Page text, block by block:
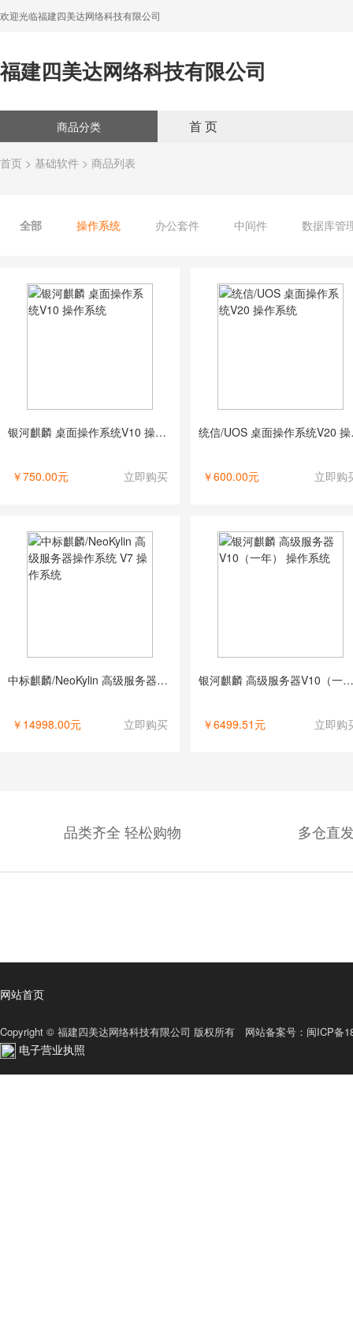
欢迎光临福建四美达网络科技有限公司
福建四美达网络科技有限公司
商品分类 首 页
首页 > 基础软件 > 商品列表
全部 操作系统 办公套件 中间件 数据库管
银河麒麟 桌面操作系统V10 操作系统
￥750.00元 立即购买
统
￥600.00元 立即购
中标麒麟/NeoKylin 高级服务器操作系统 V7 操作系统
￥14998.00元 立即购买
银河麒麟 高级服务器V10（一年） 操作系统
￥6499.51元 立即购
品类齐全 轻松购物 多仓直
网站首页
Copyright © 福建四美达网络科技有限公司 版权所有 网站备案号： 闽ICP备
电子营业执照